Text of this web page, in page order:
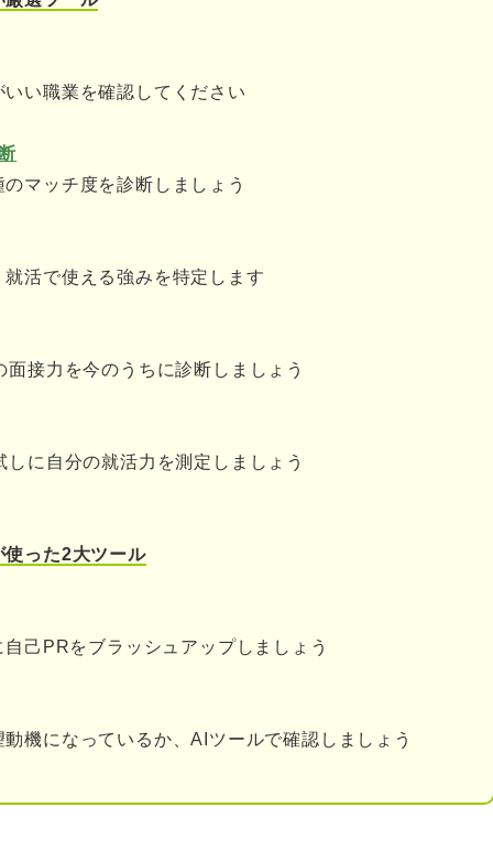
になる
選
ーケティング
ー
い職業を確認してください
マッチ度を診断しましょう
活で使える強みを特定します
接力を今のうちに診断しましょう
に自分の就活力を測定しましょう
使った2大ツール
己PRをブラッシュアップしましょう
機になっているか、AIツールで確認しましょう